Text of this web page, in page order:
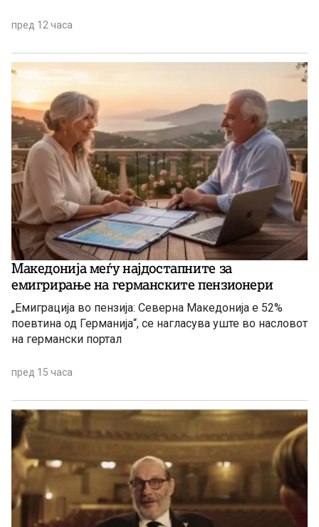
пред 12 часа
Македонија меѓу најдостапните за
емигрирање на германските пензионери
„Емиграција во пензија: Северна Македонија е 52%
поевтина од Германија“, се нагласува уште во насловот
на германски портал
пред 15 часа